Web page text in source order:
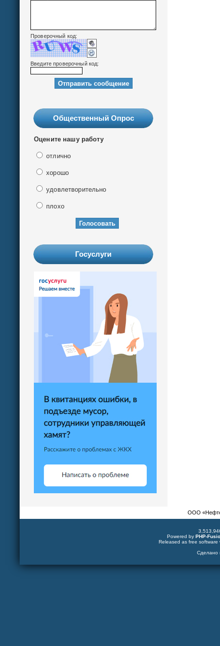
Проверочный код:
Введите проверочный код:
Общественный Опрос
Оцените нашу работу
отлично
хорошо
удовлетворительно
плохо
Госуслуги
ООО
Powered by PHP-
Released as free
Сделано